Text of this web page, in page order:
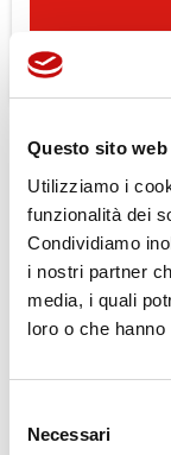
Questo sito
Utilizziamo i
funzionalità dei
Condividiamo
i nostri partner
media, i quali
loro o che
delNecessari
DESCRIZIONE
DOCUMENTI
Pompa ad
Corpi in lega di
Connessioni
Ingranaggi
Flangia